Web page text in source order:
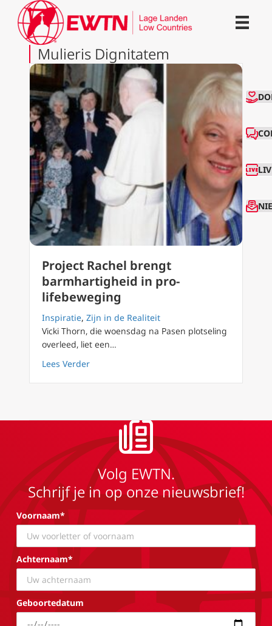
Mulieris Dignitatem
Project Rachel brengt
barmhartigheid in pro-
lifebeweging
Inspiratie, Zijn in de Realiteit
Vicki Thorn, die woensdag na Pasen plotseling
overleed, liet een…
Lees Verderabout Project Rachel brengt
Volg EWTN.
Schrijf je in op onze nieuwsbrief!
Voornaam*
Achternaam*
Geboortedatum